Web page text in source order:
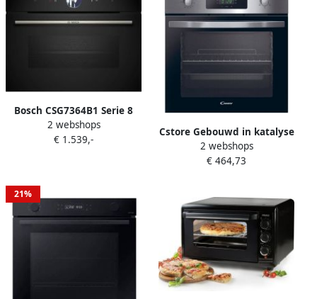
Bosch CSG7364B1 Serie 8
Inbouwoven Stoomoven 47L
60 x 45 cm Air Fry-functie
2 webshops
€ 1.539,-
Cstore Gebouwd in katalyse
Oven Natuurlijke convectie
Candy FIDC X265 Zwart 70L
2 webshops
€ 464,73
21%